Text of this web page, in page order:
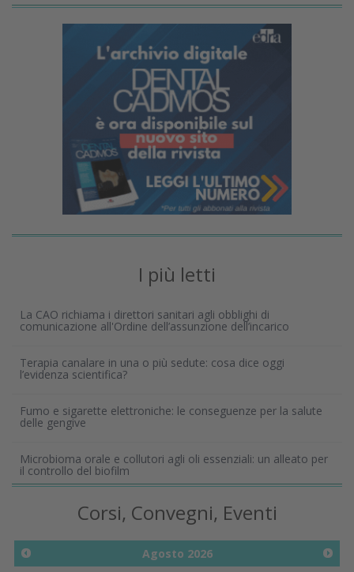
I più letti
La CAO richiama i direttori sanitari agli obblighi di
comunicazione all'Ordine dell’assunzione dell’incarico
Terapia canalare in una o più sedute: cosa dice oggi
l’evidenza scientifica?
Fumo e sigarette elettroniche: le conseguenze per la salute
delle gengive
Microbioma orale e collutori agli oli essenziali: un alleato per
il controllo del biofilm
Corsi, Convegni, Eventi
Agosto 2026